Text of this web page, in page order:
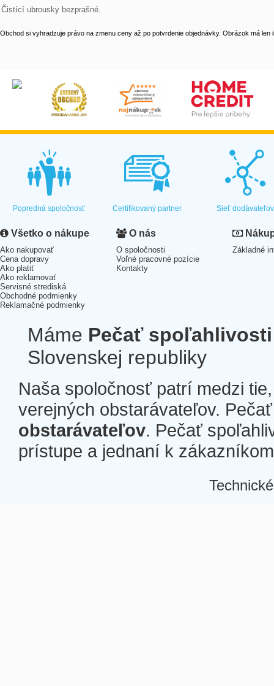
Čistící ubrousky bezprašné.
Obchod si vyhradzuje právo na zmenu ceny až po potvrdenie objednávky. Obrázok má len
Popredná spoločnosť Certifikovaný partner Sieť dodávateľov
Všetko o nákupe
Ako nakupovať
Cena dopravy
Ako platiť
Ako reklamovať
Servisné strediská
Obchodné podmienky
Reklamačné podmienky
O nás
O spoločnosti
Voľné pracovné pozície
Kontakty
Základné
Máme Pečať spoľahlivosti
Slovenskej republiky
Naša spoločnosť patrí medzi
verejných obstarávateľov.
obstarávateľov. Pečať
prístupe a jednaní k